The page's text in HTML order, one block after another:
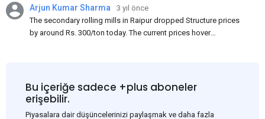
Arjun Kumar Sharma
3 yıl önce
The secondary rolling mills in Raipur dropped Structure prices
by around Rs. 300/ton today. The current prices hover
of a sluggish trend, mills had to lower their offers immediately
following yesterday's price hike.
Bu içeriğe sadece +plus aboneler
erişebilir.
Piyasalara dair düşüncelerinizi paylaşmak ve daha fazla